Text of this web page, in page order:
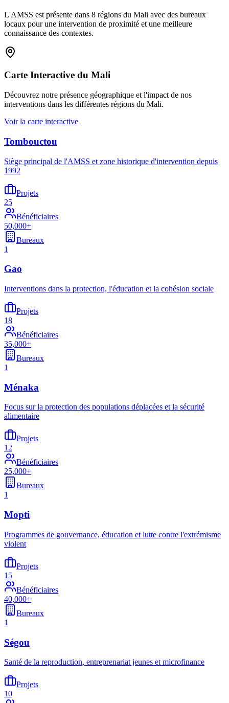
L'AMSS est présente dans 8 régions du Mali avec des bureaux
locaux pour une intervention de proximité et une meilleure
connaissance des contextes.
Carte Interactive du Mali
Découvrez notre présence géographique et l'impact de nos
interventions dans les différentes régions du Mali.
Voir la carte interactive
Tombouctou
Siège principal de l'AMSS et zone historique d'intervention depuis
1992
Projets
25
Bénéficiaires
50,000+
Bureaux
1
Gao
Interventions dans la protection, l'éducation et la cohésion sociale
Projets
18
Bénéficiaires
35,000+
Bureaux
1
Ménaka
Focus sur la protection des populations déplacées et la sécurité
alimentaire
Projets
12
Bénéficiaires
25,000+
Bureaux
1
Mopti
Programmes de gouvernance, éducation et lutte contre l'extrémisme
violent
Projets
15
Bénéficiaires
40,000+
Bureaux
1
Ségou
Santé de la reproduction, entreprenariat jeunes et microfinance
Projets
10